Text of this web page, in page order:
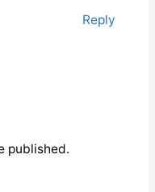
Reply
published.